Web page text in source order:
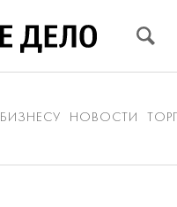
БИЗНЕСУ НОВОСТИ